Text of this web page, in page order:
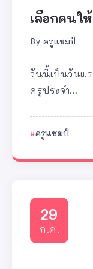
เลือกคนใ
By ครูแชมป์
วันนี้เป็นวันแร
ครูประจำ...
ครูแชมป์
29
ก.ค.